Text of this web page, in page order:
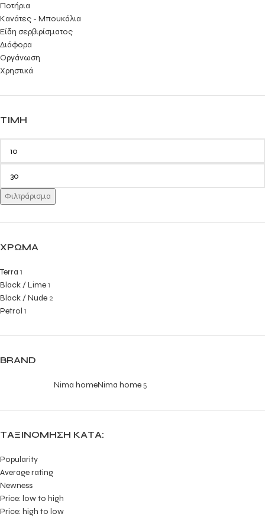
Ποτήρια
Κανάτες - Μπουκάλια
Είδη σερβιρίσματος
Διάφορα
Οργάνωση
Χρηστικά
ΤΙΜΉ
Φιλτράρισμα
ΧΡΏΜΑ
Terra 1
Black / Lime1
Black / Nude 2
Petrol 1
BRAND
Nima homeNima home5
ΤΑΞΙΝΌΜΗΣΗ ΚΑΤΆ:
Popularity
Average rating
Newness
Price: low to high
Price: high to low